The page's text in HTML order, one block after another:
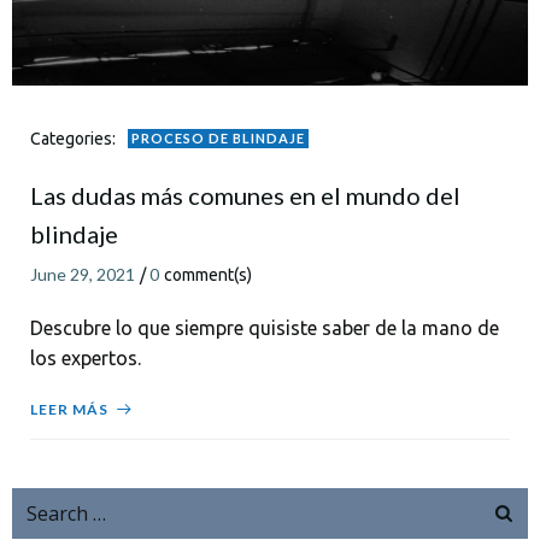
Categories: PROCESO DE BLINDAJE
Las dudas más comunes en el mundo del
blindaje
June 29, 2021 /0 comment(s)
Descubre lo que siempre quisiste saber de la mano de
los expertos.
LEER MÁS